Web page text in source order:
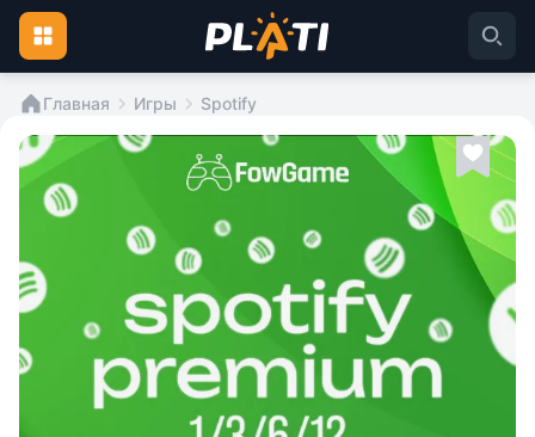
Главная Игры Spotify